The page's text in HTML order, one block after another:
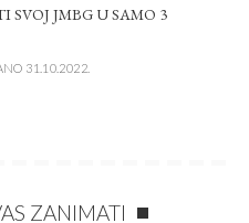
SVOJ JMBG U SAMO 3
31.10.2022.
ZANIMATI